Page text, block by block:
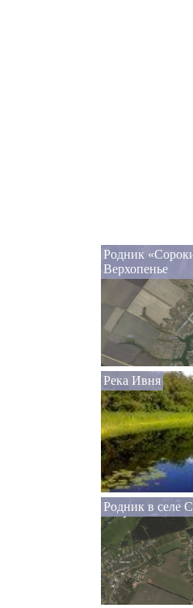
Родник
Верхопенье
Река Ивня
Родник в селе